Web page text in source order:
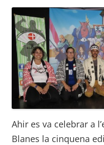
Ahir es va celebrar a
Blanes la cinquena